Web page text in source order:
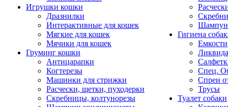
Игрушки кошки
Дразнилки
Интерактивные для кошек
Мягкие для кошек
Мячики для кошек
Груминг кошки
Антицарапки
Когтерезы
Машинки для стрижки
Расчески, щетки, пуходерки
Скребницы, колтунорезы
Гигиена
Емкости
Спец.
Спреи
Трусы
Туалет собаки